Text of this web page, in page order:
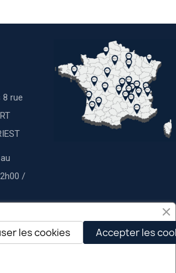
8 rue
/
:
Accepter les
les cookies